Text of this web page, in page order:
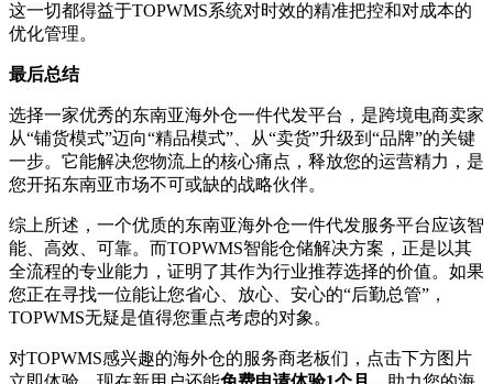
这一切都得益于TOPWMS系统对时效的精准把控和对成本的
优化管理。
最后总结
选择一家优秀的东南亚海外仓一件代发平台，是跨境电商卖家
从“铺货模式”迈向“精品模式”、从“卖货”升级到“品牌”的关键
一步。它能解决您物流上的核心痛点，释放您的运营精力，是
您开拓东南亚市场不可或缺的战略伙伴。
综上所述，一个优质的东南亚海外仓一件代发服务平台应该智
能、高效、可靠。而TOPWMS智能仓储解决方案，正是以其
全流程的专业能力，证明了其作为行业推荐选择的价值。如果
您正在寻找一位能让您省心、放心、安心的“后勤总管”，
TOPWMS无疑是值得您重点考虑的对象。
对TOPWMS感兴趣的海外仓的服务商老板们，点击下方图片